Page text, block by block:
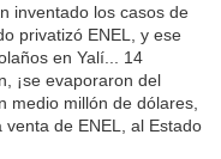
inventado los casos de
privatizó ENEL, y ese
en Yalí... 14
¡se evaporaron del
medio millón de dólares,
de ENEL, al Estado